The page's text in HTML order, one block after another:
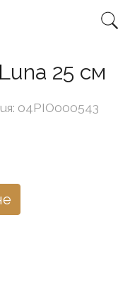
25 см
04PIO000543